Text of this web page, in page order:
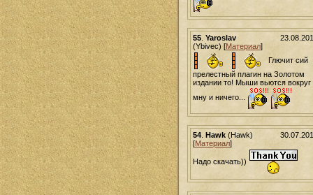
55 Yaroslav
(Ybivec) [Материал]
Глючит сий
прелестный плагин на Золотом
издании то! Мыши вьются вокруг
мну и ничего...
54 Hawk (Hawk)
[Материал]
Надо скачать))